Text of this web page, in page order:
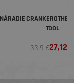
NÁRADIE
TOOL
33,9 €27,12